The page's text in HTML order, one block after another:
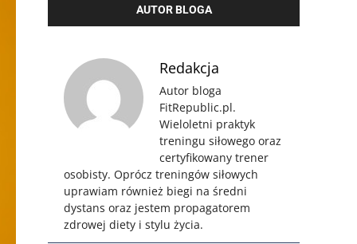
AUTOR BLOGA
Redakcja
Autor bloga
FitRepublic.pl.
Wieloletni praktyk
treningu siłowego oraz
certyfikowany trener
osobisty. Oprócz treningów siłowych
uprawiam również biegi na średni
dystans oraz jestem propagatorem
zdrowej diety i stylu życia.